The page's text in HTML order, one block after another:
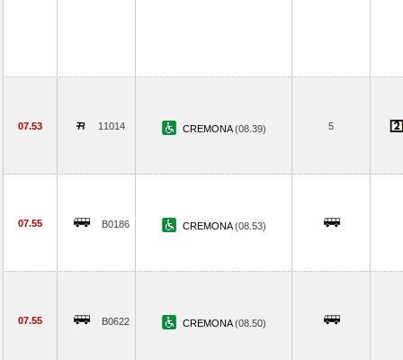
07.53 11014 CREMONA(08.39) 5
07.55 B0186 CREMONA(08.53)
07.55 B0622 CREMONA(08.50)